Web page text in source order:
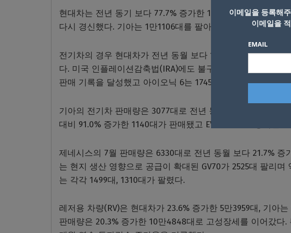
현대차는 전년 동기 보다 77.7% 증가한 1만5392대가 팔리며
다시 경신했다. 기아는 1만1106대를 팔아 전년 동기 대비
전기차의 경우 현대차가 전년 동월 보다 175.5% 증가한 7308
다. 미국 인플레이션감축법(IRA)에도 불구하고 아이오닉 5는
판매 기록을 달성했고 아이오닉 6는 1745대가 팔렸다.
기아의 전기차 판매량은 3077대로 전년 동월 대비 33.0% 증
대비 91.0% 증가한 1140대가 판매됐고 EV6도 12.9% 증가한
제네시스의 7월 판매량은 6330대로 전년 동월 보다 21.7%
는 현지 생산 영향으로 공급이 확대된 GV70가 2525대 팔리
는 각각 1499대, 1310대가 팔렸다.
레저용 차량(RV)은 현대차가 23.6% 증가한 5만3959대, 기아
판매량은 20.3% 증가한 10만4848대로 고성장세를 이어갔다
이메일을 등록해
이메일을
EMAIL